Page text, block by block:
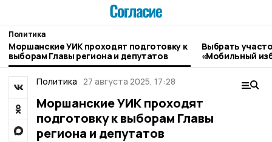
Политика
Моршанские УИК проходят подготовку к
выборам Главы региона и депутатов
Выбрать
«Мобильный
Моршанска
Политика 27 августа 2025, 17:28
Моршанские УИК проходят
подготовку к выборам Главы
региона и депутатов